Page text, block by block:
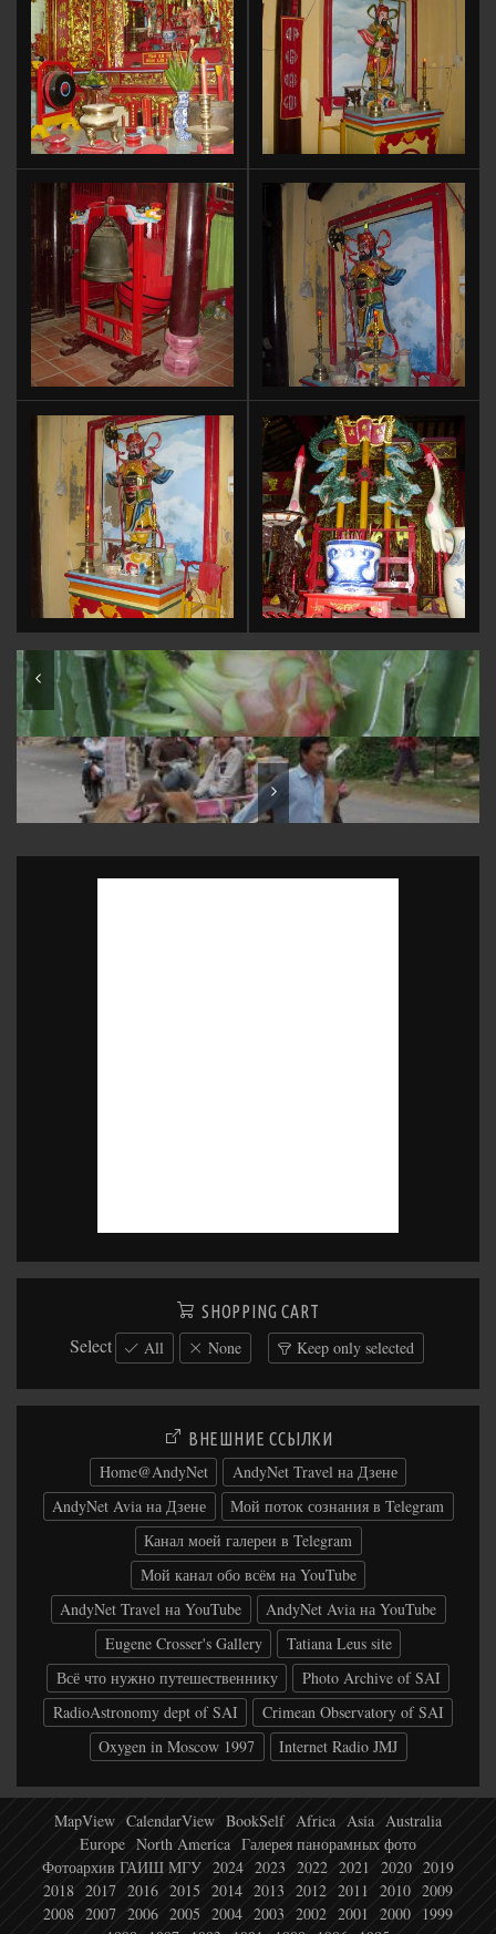
Trang trại thanh long, huyện Hàm Thuận Nam, thành phố
Phan Thiết, Bình Thuận, Việt Nam
Phường Hàm Tiến, thành phố Phan Thiết, Bình Thuận, Việt
Nam
SHOPPING CART
Select All None Keep only selected
ВНЕШНИЕ ССЫЛКИ
Home@AndyNet
AndyNet Travel на Дзене
AndyNet Avia на Дзене
Мой поток сознания в Telegram
Канал моей галереи в Telegram
Мой канал обо всём на YouTube
AndyNet Travel на YouTube
AndyNet Avia на YouTube
Eugene Crosser's Gallery
Tatiana Leus site
Всё что нужно путешественнику
Photo Archive of SAI
RadioAstronomy dept of SAI
Crimean Observatory of SAI
Oxygen in Moscow 1997
Internet Radio JMJ
MapView CalendarView BookSelf Africa Asia Australia
Europe North America Галерея панорамных фото
Фотоархив ГАИШ МГУ 2024 2023 2022 2021 2020 2019
2018 2017 2016 2015 2014 2013 2012 2011 2010 2009
2008 2007 2006 2005 2004 2003 2002 2001 2000
1999